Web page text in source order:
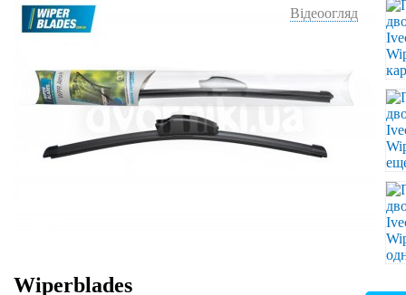
Відеоогляд
Wiperblades